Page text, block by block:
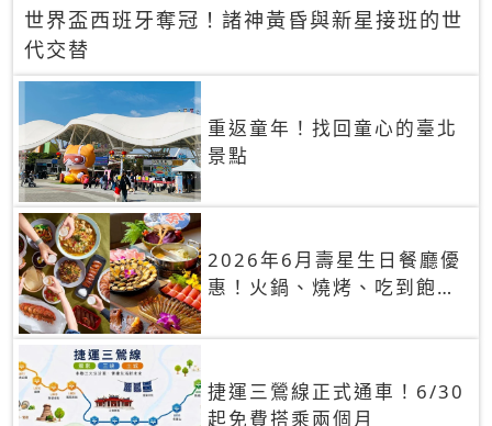
世界盃西班牙奪冠！諸神黃昏與新星接班的世
代交替
重返童年！找回童心的臺北
景點
2026年6月壽星生日餐廳優
惠！火鍋、燒烤、吃到飽，
捷運三鶯線正式通車！6/30
起免費搭乘兩個月